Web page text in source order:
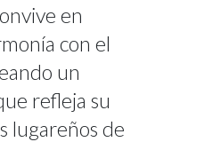
en
con el
un
refleja su
lugareños de